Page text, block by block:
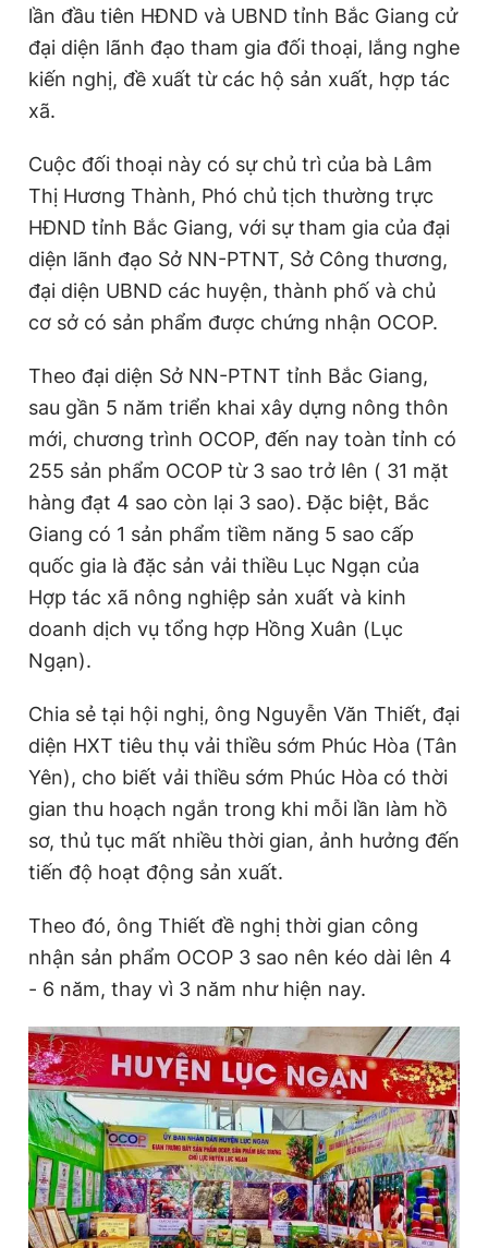
Hotline
0906 645 777
Liên hệ quảng cáo
0908 780 404
Tổng biên tập: Nguyễn Ngọc Toàn
Phó tổng biên tập thường trực: Hải Thành
Phó tổng biên tập: Lâm Hiếu Dũng
Phó tổng biên tập: Trần Việt Hưng
Tổng thư ký tòa soạn: Đức Trung
Giấy phép xuất bản số 110/GP - BTTTT cấp ngày 24.3.2020
© 2003-2026 Bản quyền thuộc về Báo Thanh Niên. Cấm sao
chép dưới mọi hình thức nếu không có sự chấp thuận bằng văn
lần đầu tiên HĐND và UBND tỉnh Bắc Giang cử
đại diện lãnh đạo tham gia đối thoại, lắng nghe
kiến nghị, đề xuất từ các hộ sản xuất, hợp tác
xã.
Cuộc đối thoại này có sự chủ trì của bà Lâm
Thị Hương Thành, Phó chủ tịch thường trực
HĐND tỉnh Bắc Giang, với sự tham gia của đại
diện lãnh đạo Sở NN-PTNT, Sở Công thương,
đại diện UBND các huyện, thành phố và chủ
cơ sở có sản phẩm được chứng nhận OCOP.
Theo đại diện Sở NN-PTNT tỉnh Bắc Giang,
sau gần 5 năm triển khai xây dựng nông thôn
mới, chương trình OCOP, đến nay toàn tỉnh có
255 sản phẩm OCOP từ 3 sao trở lên ( 31 mặt
hàng đạt 4 sao còn lại 3 sao). Đặc biệt, Bắc
Giang có 1 sản phẩm tiềm năng 5 sao cấp
quốc gia là đặc sản vải thiều Lục Ngạn của
Hợp tác xã nông nghiệp sản xuất và kinh
doanh dịch vụ tổng hợp Hồng Xuân (Lục
Ngạn).
Chia sẻ tại hội nghị, ông Nguyễn Văn Thiết, đại
diện HXT tiêu thụ vải thiều sớm Phúc Hòa (Tân
Yên), cho biết vải thiều sớm Phúc Hòa có thời
gian thu hoạch ngắn trong khi mỗi lần làm hồ
sơ, thủ tục mất nhiều thời gian, ảnh hưởng đến
tiến độ hoạt động sản xuất.
Theo đó, ông Thiết đề nghị thời gian công
nhận sản phẩm OCOP 3 sao nên kéo dài lên 4
- 6 năm, thay vì 3 năm như hiện nay.